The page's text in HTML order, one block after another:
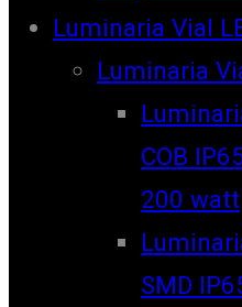
Luminaria Vial
Luminaria
COB
200 watt
SMD